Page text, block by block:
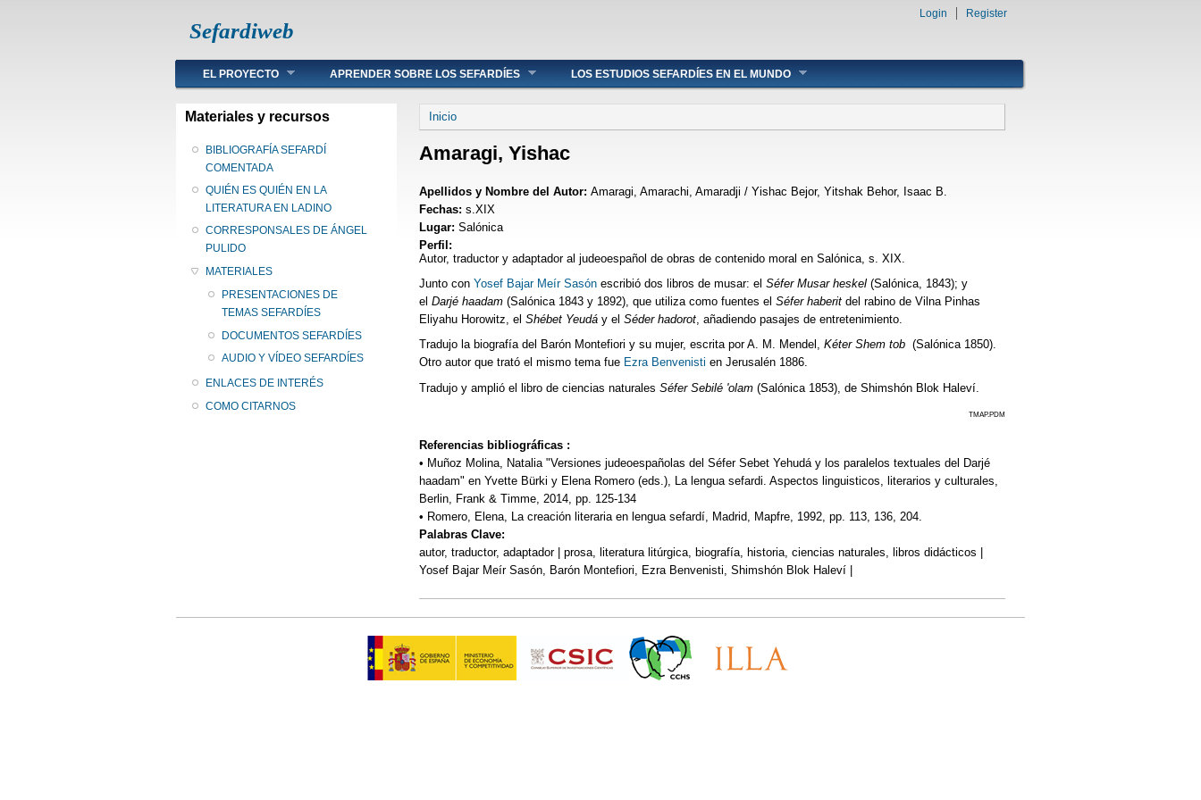
Sefardiweb
Login Register
Main menu
EL PROYECTO APRENDER SOBRE LOS SEFARDÍES LOS ESTUDIOS SEFARDÍES EN EL MUNDO
Materiales y recursos
BIBLIOGRAFÍA SEFARDÍ
COMENTADA
QUIÉN ES QUIÉN EN LA
LITERATURA EN LADINO
CORRESPONSALES DE ÁNGEL
PULIDO
MATERIALES
PRESENTACIONES DE
TEMAS SEFARDÍES
DOCUMENTOS SEFARDÍES
AUDIO Y VÍDEO SEFARDÍES
ENLACES DE INTERÉS
COMO CITARNOS
Se encuentra usted aquí
Inicio
Amaragi, Yishac
Apellidos y Nombre del Autor: Amaragi, Amarachi, Amaradji / Yishac Bejor, Yitshak Behor, Isaac B.
Fechas: s.XIX
Lugar: Salónica
Perfil:
Autor, traductor y adaptador al judeoespañol de obras de contenido moral en Salónica, s. XIX.
Junto con Yosef Bajar Meír Sasón escribió dos libros de musar: el Séfer Musar heskel (Salónica, 1843); y
el Darjé haadam (Salónica 1843 y 1892), que utiliza como fuentes el Séfer haberit del rabino de Vilna Pinhas
Eliyahu Horowitz, el Shébet Yeudá y el Séder hadorot , añadiendo pasajes de entretenimiento.
Tradujo la biografía del Barón Montefiori y su mujer, escrita por A. M. Mendel, Kéter Shem tob (Salónica 1850).
Otro autor que trató el mismo tema fue Ezra Benvenisti en Jerusalén 1886.
Tradujo y amplió el libro de ciencias naturales Séfer Sebilé 'olam (Salónica 1853), de Shimshón Blok Haleví.
TMAP.PDM
Referencias bibliográficas :
• Muñoz Molina, Natalia "Versiones judeoespañolas del Séfer Sebet Yehudá y los paralelos textuales del Darjé
haadam" en Yvette Bürki y Elena Romero (eds.), La lengua sefardi. Aspectos linguisticos, literarios y culturales,
Berlin, Frank & Timme, 2014, pp. 125-134
• Romero, Elena, La creación literaria en lengua sefardí, Madrid, Mapfre, 1992, pp. 113, 136, 204.
Palabras Clave:
autor, traductor, adaptador | prosa, literatura litúrgica, biografía, historia, ciencias naturales, libros didácticos |
Yosef Bajar Meír Sasón, Barón Montefiori, Ezra Benvenisti, Shimshón Blok Haleví |